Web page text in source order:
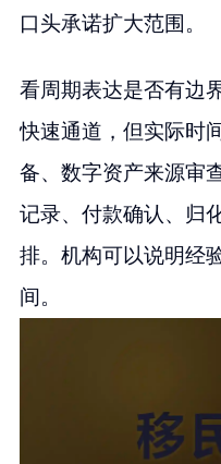
口头承诺扩大范围。
看周期表达是否有边
快速通道，但实际时
备、数字资产来源审
记录、付款确认、归
排。机构可以说明经
间。